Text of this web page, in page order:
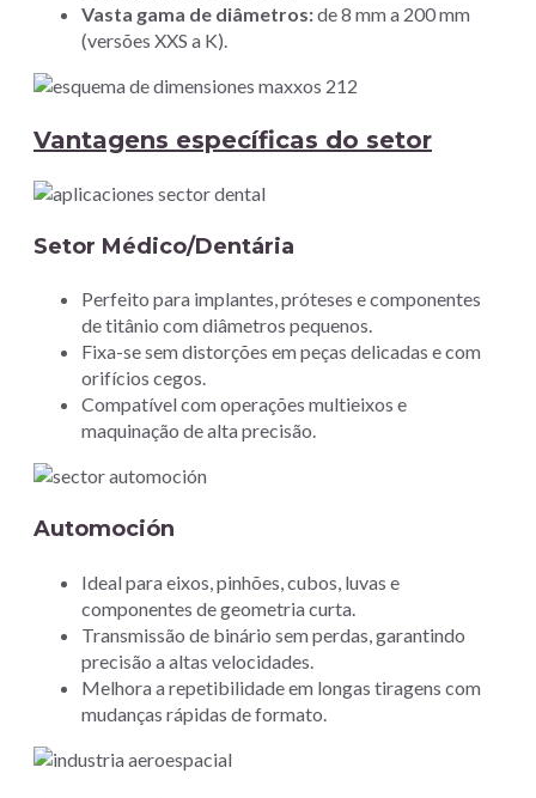
Vasta gama de diâmetros:de 8 mm a 200 mm
(versões XXS a K).
Vantagens específicas do setor
Setor Médico/Dentária
Perfeito para implantes, próteses e componentes
de titânio com diâmetros pequenos.
Fixa-se sem distorções em peças delicadas e com
orifícios cegos.
Compatível com operações multieixos e
maquinação de alta precisão.
Automoción
Ideal para eixos, pinhões, cubos, luvas e
componentes de geometria curta.
Transmissão de binário sem perdas, garantindo
precisão a altas velocidades.
Melhora a repetibilidade em longas tiragens com
mudanças rápidas de formato.